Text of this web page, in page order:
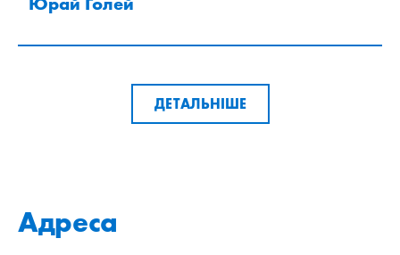
ДЕТАЛЬНІШЕ
Адреса